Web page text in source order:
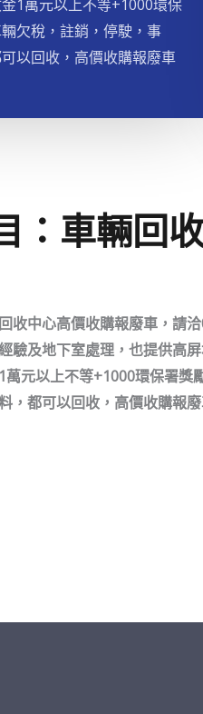
1萬元以上不等+1000環保
欠稅，註銷，停駛，事
以回收，高價收購報廢車
：車輛回
收中心高價收購報廢車，請
驗及地下室處理，也提供高
萬元以上不等+1000環保署獎
，都可以回收，高價收購報